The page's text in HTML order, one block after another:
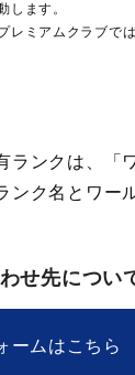
します。
ミアムクラブで
ランクは、「
ク名とワー
せ先につい
ームはこちら